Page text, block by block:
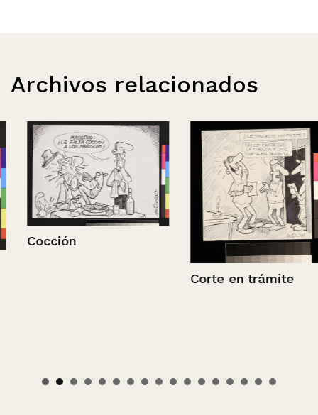
Archivos relacionados
Cocción
Corte en trámite